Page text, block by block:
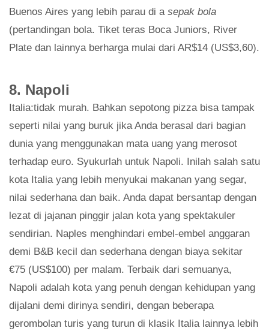
Buenos Aires yang lebih parau di a sepak bola
(pertandingan bola. Tiket teras Boca Juniors, River
Plate dan lainnya berharga mulai dari AR$14 (US$3,60).
8. Napoli
Italia:tidak murah. Bahkan sepotong pizza bisa tampak
seperti nilai yang buruk jika Anda berasal dari bagian
dunia yang menggunakan mata uang yang merosot
terhadap euro. Syukurlah untuk Napoli. Inilah salah satu
kota Italia yang lebih menyukai makanan yang segar,
nilai sederhana dan baik. Anda dapat bersantap dengan
lezat di jajanan pinggir jalan kota yang spektakuler
sendirian. Naples menghindari embel-embel anggaran
demi B&B kecil dan sederhana dengan biaya sekitar
€75 (US$100) per malam. Terbaik dari semuanya,
Napoli adalah kota yang penuh dengan kehidupan yang
dijalani demi dirinya sendiri, dengan beberapa
gerombolan turis yang turun di klasik Italia lainnya lebih